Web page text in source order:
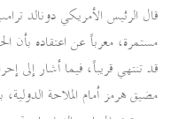
قال الرئيس الأمريكي دونالد
مستمرة، معرباً عن اعتقاده بأن
قد تنتهي قريباً، فيما أشار إلى
مضيق هرمز أمام الملاحة